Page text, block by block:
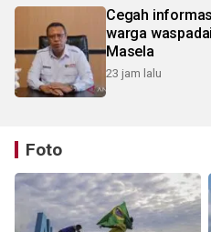
Cegah
warga
Masela
23 jam lalu
Foto